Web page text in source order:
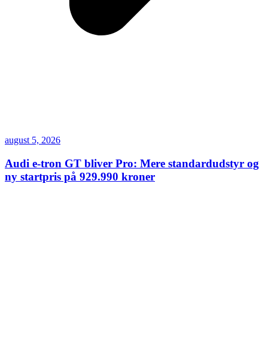
august 5, 2026
Audi e-tron GT bliver Pro: Mere standardudstyr og
ny startpris på 929.990 kroner